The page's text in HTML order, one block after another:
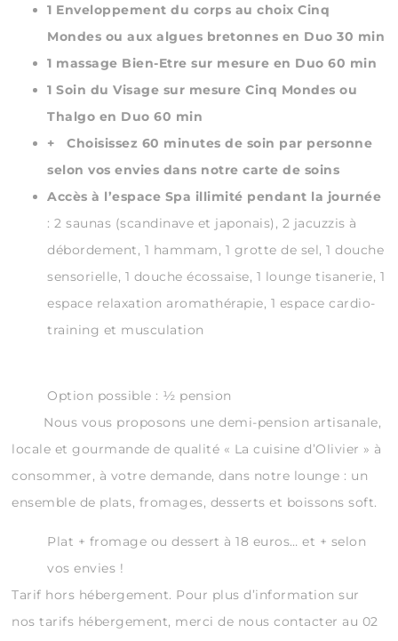
1 Enveloppement du corps au choix Cinq
Mondes ou aux algues bretonnes en Duo 30 min
1 massage Bien-Etre sur mesure en Duo 60 min
1 Soin du Visage sur mesure Cinq Mondes ou
Thalgo en Duo 60 min
+ Choisissez 60 minutes de soin par personne
selon vos envies dans notre carte de soins
Accès à l’espace Spa illimité pendant la journée
: 2 saunas (scandinave et japonais), 2 jacuzzis à
débordement, 1 hammam, 1 grotte de sel, 1 douche
sensorielle, 1 douche écossaise, 1 lounge tisanerie, 1
espace relaxation aromathérapie, 1 espace cardio-
training et musculation
Option possible : ½ pension
Nous vous proposons une demi-pension artisanale,
locale et gourmande de qualité « La cuisine d’Olivier » à
consommer, à votre demande, dans notre lounge : un
ensemble de plats, fromages, desserts et boissons soft.
Plat + fromage ou dessert à 18 euros… et + selon
vos envies !
Tarif hors hébergement. Pour plus d’information sur
nos tarifs hébergement, merci de nous contacter au 02